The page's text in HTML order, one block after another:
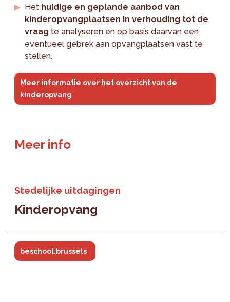
Het huidige en geplande aanbod van
kinderopvangplaatsen in verhouding tot de
vraag te analyseren en op basis daarvan een
eventueel gebrek aan opvangplaatsen vast te
stellen.
Meer informatie over het overzicht van de
kinderopvang
Meer info
Stedelijke uitdagingen
Kinderopvang
beschool.brussels